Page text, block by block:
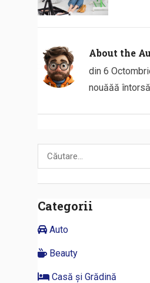
About the
din 6
nouăăă
Caută
după:
Categorii
Auto
Beauty
Casă și Grădină